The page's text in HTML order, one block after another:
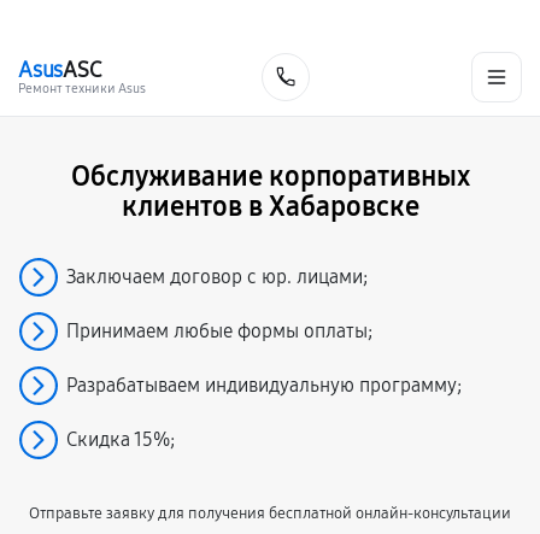
AsusASC
Ремонт техники Asus
Обслуживание корпоративных
клиентов в Хабаровске
Заключаем договор с юр. лицами;
Принимаем любые формы оплаты;
Разрабатываем индивидуальную программу;
Скидка 15%;
Отправьте заявку для получения бесплатной онлайн-консультации